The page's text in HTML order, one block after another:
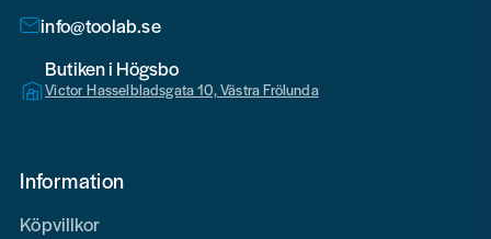
info@toolab.se
Butiken i Högsbo
Victor Hasselbladsgata 10, Västra Frölunda
Information
Köpvillkor